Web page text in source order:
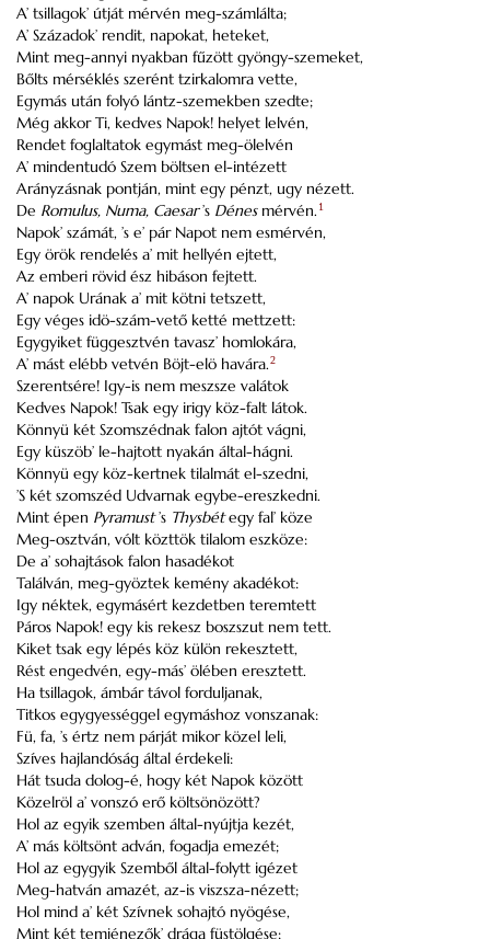
A’ tsillagok’ útját mérvén meg-számlálta;
A’ Századok’ rendit, napokat, heteket,
Mint meg-annyi nyakban fűzött gyöngy-szemeket,
Bőlts mérséklés szerént tzirkalomra vette,
Egymás után folyó lántz-szemekben szedte;
Még akkor Ti, kedves Napok! helyet lelvén,
Rendet foglaltatok egymást meg-ölelvén
A’ mindentudó Szem böltsen el-intézett
Arányzásnak pontján, mint egy pénzt, ugy nézett.
De Romulus, Numa, Caesar’s Dénesmérvén. 1
Napok’ számát, ’s e’ pár Napot nem esmérvén,
Egy örök rendelés a’ mit hellyén ejtett,
Az emberi rövid ész hibáson fejtett.
A’ napok Urának a’ mit kötni tetszett,
Egy véges idö-szám-vető ketté mettzett:
Egygyiket függesztvén tavasz’ homlokára,
A’ mást elébb vetvén Böjt-elö havára.2
Szerentsére! Igy-is nem meszsze valátok
Kedves Napok! Tsak egy irigy köz-falt látok.
Könnyü két Szomszédnak falon ajtót vágni,
Egy küszöb’ le-hajtott nyakán által-hágni.
Könnyü egy köz-kertnek tilalmát el-szedni,
’S két szomszéd Udvarnak egybe-ereszkedni.
Mint épen Pyramust’s Thysbétegy fal’ köze
Meg-osztván, vólt közttök tilalom eszköze:
De a’ sohajtások falon hasadékot
Találván, meg-gyöztek kemény akadékot:
Igy néktek, egymásért kezdetben teremtett
Páros Napok! egy kis rekesz boszszut nem tett.
Kiket tsak egy lépés köz külön rekesztett,
Rést engedvén, egy-más’ ölében eresztett.
Ha tsillagok, ámbár távol forduljanak,
Titkos egygyességgel egymáshoz vonszanak:
Fü, fa, ’s értz nem párját mikor közel leli,
Szíves hajlandóság által érdekeli:
Hát tsuda dolog-é, hogy két Napok között
Közelröl a’ vonszó erő költsönözött?
Hol az egyik szemben által-nyújtja kezét,
A’ más költsönt adván, fogadja emezét;
Hol az egygyik Szemből által-folytt igézet
Meg-hatván amazét, az-is viszsza-nézett;
Hol mind a’ két Szívnek sohajtó nyögése,
Mint két temjénezők’ drága füstölgése;